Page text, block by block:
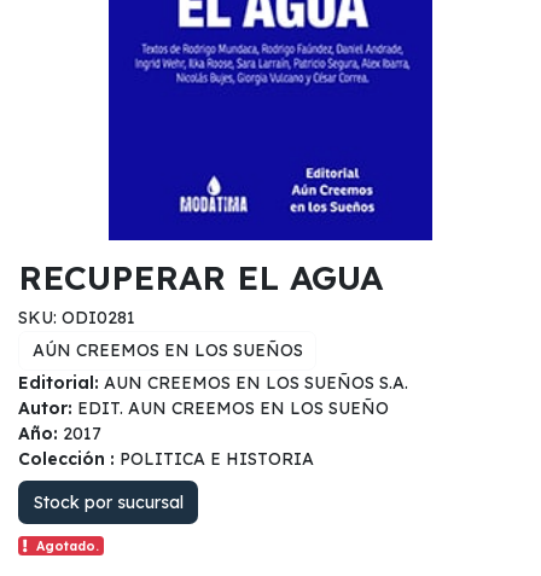
RECUPERAR EL AGUA
SKU: ODI0281
AÚN CREEMOS EN LOS SUEÑOS
Editorial: AUN CREEMOS EN LOS SUEÑOS S.A.
Autor: EDIT. AUN CREEMOS EN LOS SUEÑO
Año: 2017
Colección : POLITICA E HISTORIA
Stock por sucursal
Agotado.